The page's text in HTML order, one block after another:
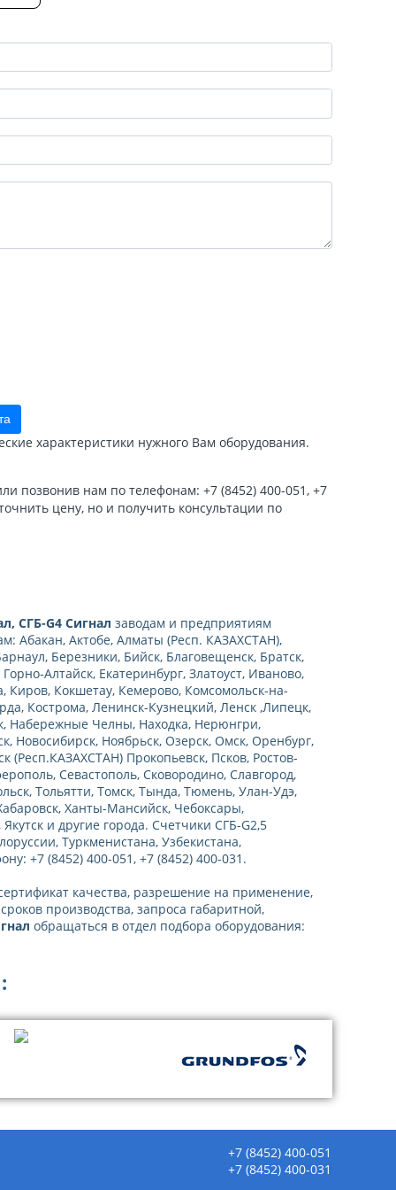
характеристики нужного Вам оборудования.
позвонив нам по телефонам: +7 (8452) 400-051, +7
цену, но и получить консультации по
СГБ-G4 Сигнал заводам и предприятиям
Абакан, Актобе, Алматы (Респ. КАЗАХСТАН),
Березники, Бийск, Благовещенск, Братск,
Алтайск, Екатеринбург, Златоуст, Иваново,
Кокшетау, Кемерово, Комсомольск-на-
Кострома, Ленинск-Кузнецкий, Ленск ,Липецк,
Набережные Челны, Находка, Нерюнгри,
Новосибирск, Ноябрьск, Озерск, Омск, Оренбург,
(Респ.КАЗАХСТАН) Прокопьевск, Псков, Ростов-
Севастополь, Сковородино, Славгород,
Тольятти, Томск, Тында, Тюмень, Улан-Удэ,
Ханты-Мансийск, Чебоксары,
и другие города. Счетчики СГБ-G2,5
Туркменистана, Узбекистана,
+7 (8452) 400-051, +7 (8452) 400-031.
качества, разрешение на применение,
производства, запроса габаритной,
обращаться в отдел подбора оборудования:
+7 (8452) 400-051
+7 (8452) 400-031